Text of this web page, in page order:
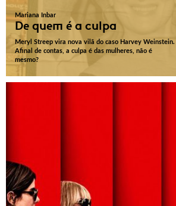
Mariana Inbar
De quem é a culpa
Meryl Streep vira nova vilã do caso Harvey Weinstein.
Afinal de contas, a culpa é das mulheres, não é
mesmo?